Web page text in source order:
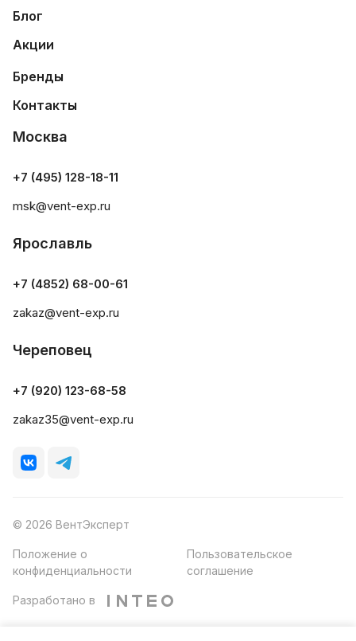
Блог
Акции
Бренды
Контакты
Москва
+7 (495) 128-18-11
msk@vent-exp.ru
Ярославль
+7 (4852) 68-00-61
zakaz@vent-exp.ru
Череповец
+7 (920) 123-68-58
zakaz35@vent-exp.ru
© 2026 ВентЭксперт
Положение о
конфиденциальности
Пользовательское
соглашение
Разработано в